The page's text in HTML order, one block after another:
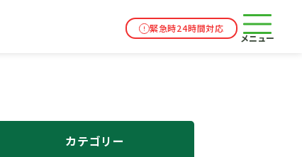
緊急時24時間対応
メニュー
カテゴリー